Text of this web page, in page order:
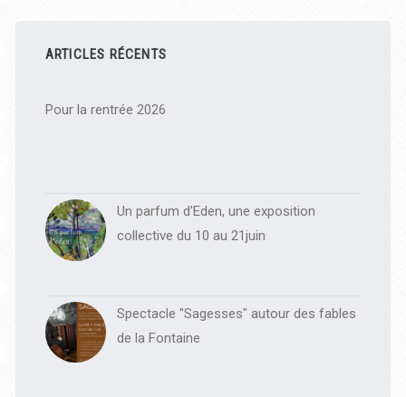
latérale
principale
ARTICLES RÉCENTS
Pour la rentrée 2026
Un parfum d'Eden, une exposition
collective du 10 au 21juin
Spectacle "Sagesses" autour des fables
de la Fontaine